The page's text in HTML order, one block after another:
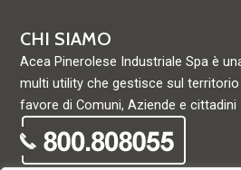
CHI SIAMO
Acea Pinerolese Industriale Spa è
multi utility che gestisce sul
favore di Comuni, Aziende e cittadini